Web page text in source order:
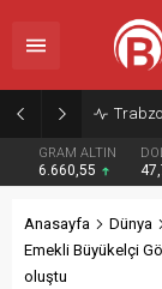
GRAM ALTIN
6.660,55
Anasayfa
Dünya
Emekli Büyükelçi
oluştu